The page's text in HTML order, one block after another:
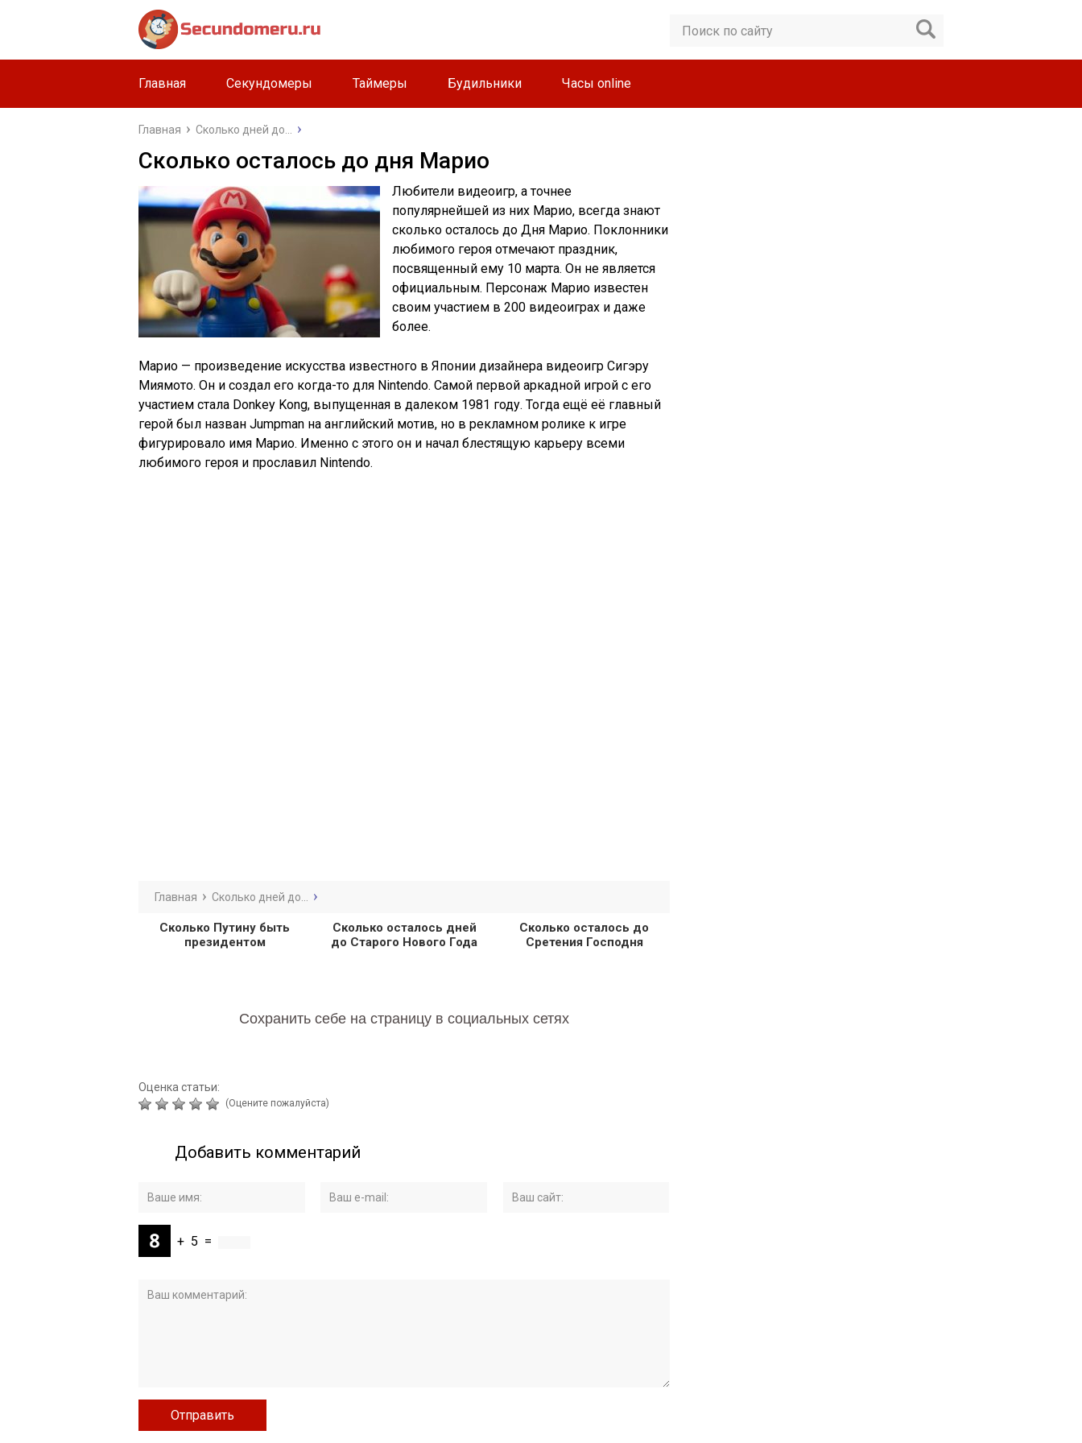
Главная Секундомеры Таймеры Будильники Часы online
Главная Сколько дней до...
Сколько осталось до дня Марио
Любители видеоигр, а точнее
популярнейшей из них Марио, всегда знают
сколько осталось до Дня Марио. Поклонники
любимого героя отмечают праздник,
посвященный ему 10 марта. Он не является
официальным. Персонаж Марио известен
своим участием в 200 видеоиграх и даже
более.
Марио — произведение искусства известного в Японии дизайнера видеоигр Сигэру
Миямото. Он и создал его когда-то для Nintendo. Самой первой аркадной игрой с его
участием стала Donkey Kong, выпущенная в далеком 1981 году. Тогда ещё её главный
герой был назван Jumpman на английский мотив, но в рекламном ролике к игре
фигурировало имя Марио. Именно с этого он и начал блестящую карьеру всеми
любимого героя и прославил Nintendo.
Главная Сколько дней до...
Сколько Путину быть
президентом
Сколько осталось дней
до Старого Нового Года
Сколько осталось до
Сретения Господня
Сохранить себе на страницу в социальных сетях
Оценка статьи:
(Оцените пожалуйста)
Добавить комментарий
+ 5 =